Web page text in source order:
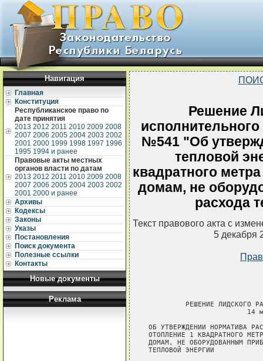
Навигация
Главная
Конституция
Республиканское право по
дате принятия
2013 2012 2011 2010 2009 2008
2007 2006 2005 2004 2003 2002
2001 2000 1999 1998 1997 1996
1995 1994 и ранее
Правовые акты местных
органов власти по датам
2013 2012 2011 2010 2009 2008
2007 2006 2005 2004 2003 2002
2001 2000 и ранее
Архивы
Кодексы
Законы
Указы
Постановления
Поиск документа
Полезные ссылки
Контакты
Новые документы
Реклама
Решение
исполнительного
№541 "Об
тепловой
квадратного
домам, не
расхода
Текст правового акта с
5 декабря
РЕШЕНИЕ ЛИДСКОГО
14
ОБ УТВЕРЖДЕНИИ НОРМАТИВА
ОТОПЛЕНИЕ 1 КВАДРАТНОГО
ДОМАМ, НЕ ОБОРУДОВАННЫМ
ТЕПЛОВОЙ ЭНЕРГИИ